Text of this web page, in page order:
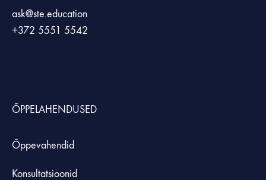
ask@ste.education
+372 5551 5542
ÕPPELAHENDUSED
Õppevahendid
Konsultatsioonid